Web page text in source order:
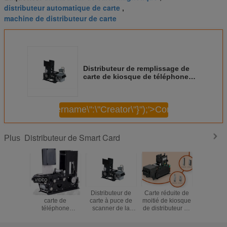
distributeur automatique de carte ,
machine de distributeur de carte
Distributeur de remplissage de
carte de kiosque de téléphone
\",\"username\":\"Creator\"}");'>Continuer
Plus Distributeur de Smart Card
Distributeur de
carte de
téléphone
Distributeur de
carte à puce de
scanner de la
Carte réduite de
moitié de kiosque
de distributeur de